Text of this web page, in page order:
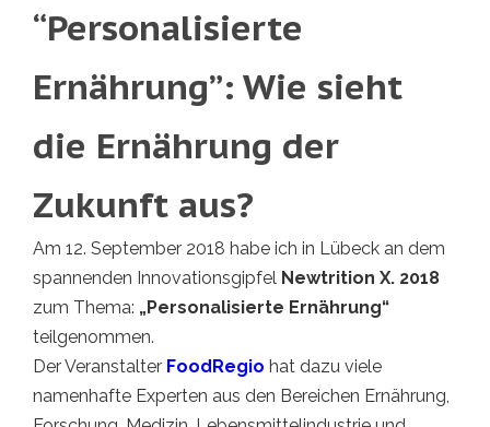
“Personalisierte
Ernährung”: Wie sieht
die Ernährung der
Zukunft aus?
Am 12. September 2018 habe ich in Lübeck an dem
spannenden Innovationsgipfel Newtrition X. 2018
zum Thema: „Personalisierte Ernährung“
teilgenommen.
Der Veranstalter FoodRegio hat dazu viele
namenhafte Experten aus den Bereichen Ernährung,